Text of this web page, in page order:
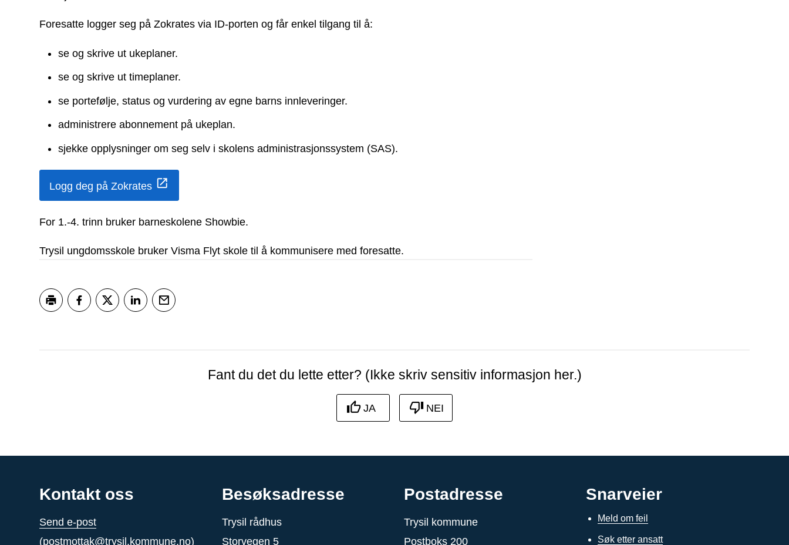
Foresatte logger seg på Zokrates via ID-porten og får enkel tilgang til å:
se og skrive ut ukeplaner.
se og skrive ut timeplaner.
se portefølje, status og vurdering av egne barns innleveringer.
administrere abonnement på ukeplan.
sjekke opplysninger om seg selv i skolens administrasjonssystem (SAS).
Logg deg på Zokrates
For 1.-4. trinn bruker barneskolene Showbie.
Trysil ungdomsskole bruker Visma Flyt skole til å kommunisere med foresatte.
Fant du det du lette etter? (Ikke skriv sensitiv informasjon her.)
JA NEI
Kontakt oss
Send e-post
(postmottak@trysil.kommune.no)
Besøksadresse
Trysil rådhus
Storvegen 5
Postadresse
Trysil kommune
Postboks 200
Snarveier
Meld om feil
Søk etter ansatt